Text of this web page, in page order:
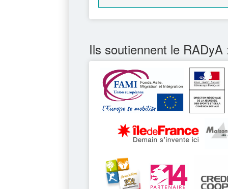
Ils soutiennent le RADyA